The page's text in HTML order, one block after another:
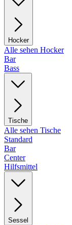
Hocker
Alle sehen Hocker
Bar
Bass
Tische
Alle sehen Tische
Standard
Bar
Center
Hilfsmittel
Sessel